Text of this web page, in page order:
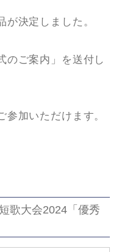
決定しました。
のご案内」を送付し
加いただけます。
歌大会2024「優秀